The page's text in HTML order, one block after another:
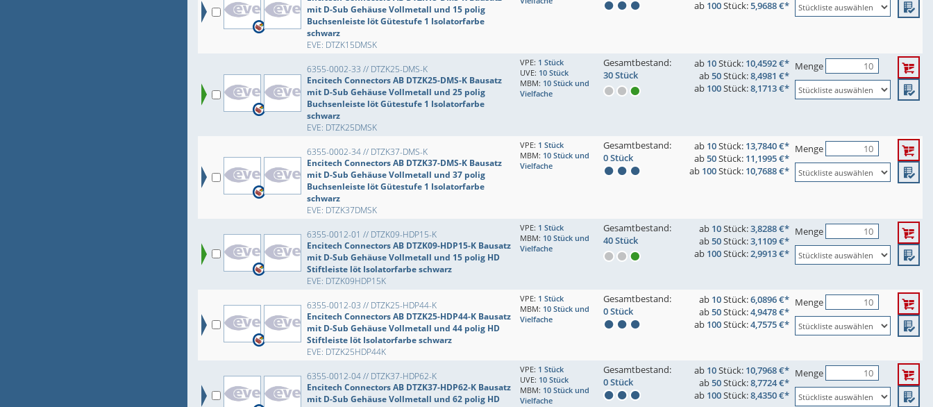
mit D-Sub Gehäuse Vollmetall und 15 polig
Buchsenleiste löt Gütestufe 1 Isolatorfarbe
schwarz
EVE: DTZK15DMSK
ab 100Stück:5,9688 €*
6355-0002-33 // DTZK25-DMS-K
Encitech Connectors AB DTZK25-DMS-K Bausatz
mit D-Sub Gehäuse Vollmetall und 25 polig
Buchsenleiste löt Gütestufe 1 Isolatorfarbe
schwarz
EVE: DTZK25DMSK
VPE: 1 Stück
UVE: 10 Stück
MBM: 10 Stück und
Vielfache
Gesamtbestand:
30 Stück
ab 10Stück: 10,4592 €*
ab50Stück:8,4981 €*
ab 100Stück:8,1713 €*
Menge
6355-0002-34 // DTZK37-DMS-K
Encitech Connectors AB DTZK37-DMS-K Bausatz
mit D-Sub Gehäuse Vollmetall und 37 polig
Buchsenleiste löt Gütestufe 1 Isolatorfarbe
schwarz
EVE: DTZK37DMSK
VPE: 1 Stück
MBM: 10 Stück und
Vielfache
Gesamtbestand:
0 Stück
ab 10Stück: 13,7840 €*
ab50Stück: 11,1995 €*
ab 100Stück: 10,7688 €*
Menge
6355-0012-01 // DTZK09-HDP15-K
Encitech Connectors AB DTZK09-HDP15-K Bausatz
mit D-Sub Gehäuse Vollmetall und 15 polig HD
Stiftleiste löt Isolatorfarbe schwarz
EVE: DTZK09HDP15K
VPE: 1 Stück
MBM: 10 Stück und
Vielfache
Gesamtbestand:
40 Stück
ab 10Stück:3,8288 €*
ab50Stück:3,1109 €*
ab 100Stück:2,9913 €*
Menge
6355-0012-03 // DTZK25-HDP44-K
Encitech Connectors AB DTZK25-HDP44-K Bausatz
mit D-Sub Gehäuse Vollmetall und 44 polig HD
Stiftleiste löt Isolatorfarbe schwarz
EVE: DTZK25HDP44K
VPE: 1 Stück
MBM: 10 Stück und
Vielfache
Gesamtbestand:
0 Stück
ab 10Stück:6,0896 €*
ab50Stück:4,9478 €*
ab 100Stück:4,7575 €*
Menge
6355-0012-04 // DTZK37-HDP62-K
Encitech Connectors AB DTZK37-HDP62-K Bausatz
mit D-Sub Gehäuse Vollmetall und 62 polig HD
VPE: 1 Stück
UVE: 10 Stück
MBM: 10 Stück und
Vielfache
Gesamtbestand:
0 Stück
ab 10Stück: 10,7968 €*
ab50Stück:8,7724 €*
ab 100Stück:8,4350 €*
Menge